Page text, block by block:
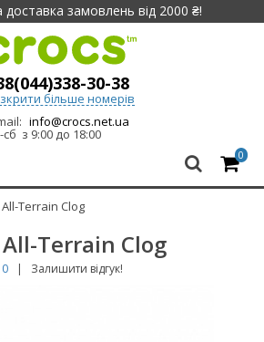
замовлень від 2000 ₴!
30-38
більше номерів
info@crocs.net.ua
з 9:00 до 18:00
0
Terrain Clog
Terrain Clog
0 | Залишити відгук!